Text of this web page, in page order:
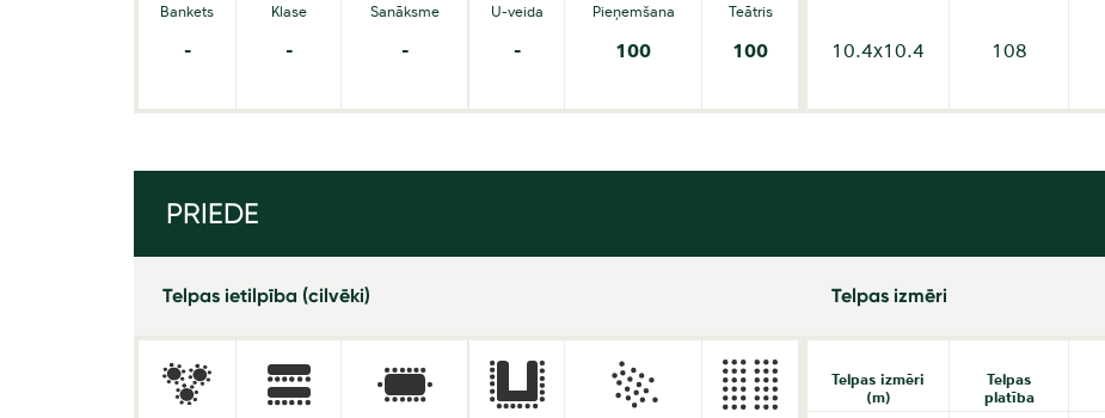
Bankets
-
Klase
-
Sanāksme
-
U-veida
-
Pieņemšana
100
Teātris
100 10.4x10.4 108
PRIEDE
Telpas ietilpība (cilvēki) Telpas izmēri
Telpas izmēri
(m)
Telpas
platība